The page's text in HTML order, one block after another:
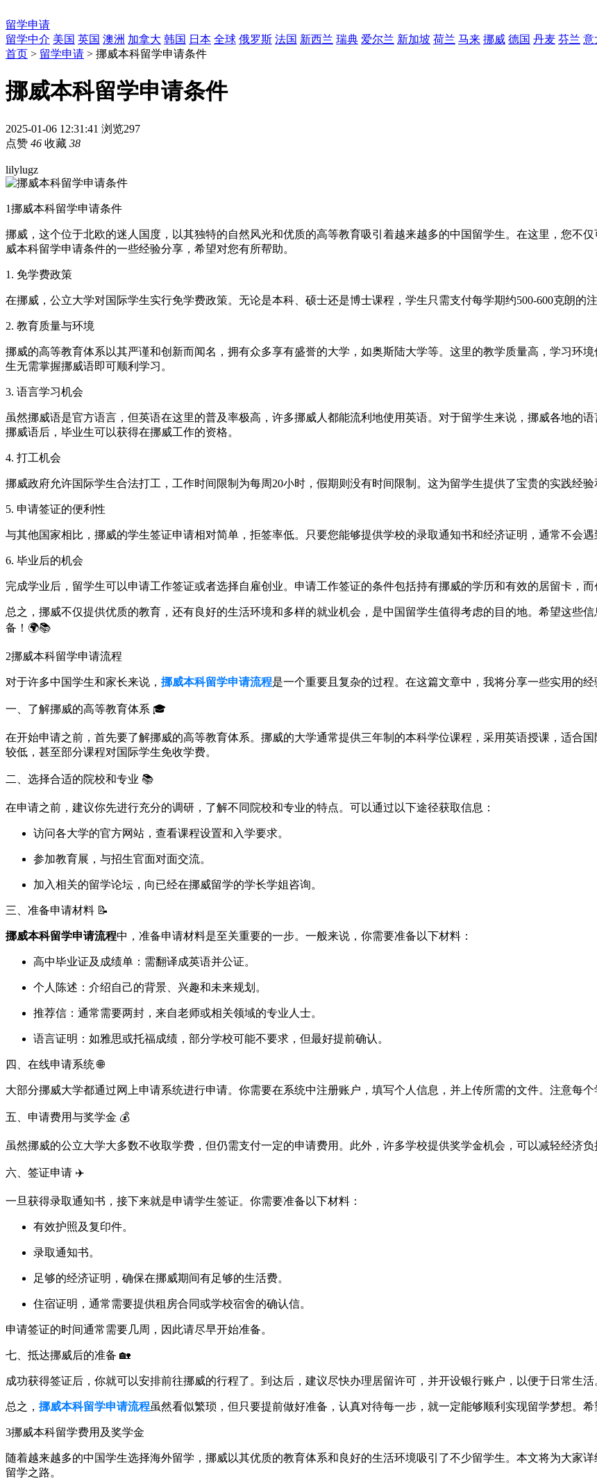
留学申请
留学中介 美国 英国 澳洲 加拿大 韩国 日本 全球 俄罗斯 法国 新西兰 瑞典 爱尔兰 新加坡 荷兰 马来 挪威 德国 丹麦 芬兰 意
首页 > 留学申请 > 挪威本科留学申请条件
挪威本科留学申请条件
2025-01-06 12:31:41 浏览297
点赞 46 收藏 38
lilylugz
1挪威本科留学申请条件
挪威，这个位于北欧的迷人国度，以其独特的自然风光和优质的高等教育吸引着越来越多的中国留学生。在这里，您不
威本科留学申请条件的一些经验分享，希望对您有所帮助。
1. 免学费政策
在挪威，公立大学对国际学生实行免学费政策。无论是本科、硕士还是博士课程，学生只需支付每学期约500-600克朗的
2. 教育质量与环境
挪威的高等教育体系以其严谨和创新而闻名，拥有众多享有盛誉的大学，如奥斯陆大学等。这里的教学质量高，学习环
生无需掌握挪威语即可顺利学习。
3. 语言学习机会
虽然挪威语是官方语言，但英语在这里的普及率极高，许多挪威人都能流利地使用英语。对于留学生来说，挪威各地的
挪威语后，毕业生可以获得在挪威工作的资格。
4. 打工机会
挪威政府允许国际学生合法打工，工作时间限制为每周20小时，假期则没有时间限制。这为留学生提供了宝贵的实践经
5. 申请签证的便利性
与其他国家相比，挪威的学生签证申请相对简单，拒签率低。只要您能够提供学校的录取通知书和经济证明，通常不会
6. 毕业后的机会
完成学业后，留学生可以申请工作签证或者选择自雇创业。申请工作签证的条件包括持有挪威的学历和有效的居留卡，
总之，挪威不仅提供优质的教育，还有良好的生活环境和多样的就业机会，是中国留学生值得考虑的目的地。希望这些
备！🌍📚
2挪威本科留学申请流程
对于许多中国学生和家长来说， 挪威本科留学申请流程是一个重要且复杂的过程。在这篇文章中，我将分享一些实用的经
一、了解挪威的高等教育体系 🎓
在开始申请之前，首先要了解挪威的高等教育体系。挪威的大学通常提供三年制的本科学位课程，采用英语授课，适合
较低，甚至部分课程对国际学生免收学费。
二、选择合适的院校和专业 📚
在申请之前，建议你先进行充分的调研，了解不同院校和专业的特点。可以通过以下途径获取信息：
访问各大学的官方网站，查看课程设置和入学要求。
参加教育展，与招生官面对面交流。
加入相关的留学论坛，向已经在挪威留学的学长学姐咨询。
三、准备申请材料 📝
挪威本科留学申请流程中，准备申请材料是至关重要的一步。一般来说，你需要准备以下材料：
高中毕业证及成绩单：需翻译成英语并公证。
个人陈述：介绍自己的背景、兴趣和未来规划。
推荐信：通常需要两封，来自老师或相关领域的专业人士。
语言证明：如雅思或托福成绩，部分学校可能不要求，但最好提前确认。
四、在线申请系统 🌐
大部分挪威大学都通过网上申请系统进行申请。你需要在系统中注册账户，填写个人信息，并上传所需的文件。注意每个
五、申请费用与奖学金 💰
虽然挪威的公立大学大多数不收取学费，但仍需支付一定的申请费用。此外，许多学校提供奖学金机会，可以减轻经济
六、签证申请 ✈️
一旦获得录取通知书，接下来就是申请学生签证。你需要准备以下材料：
有效护照及复印件。
录取通知书。
足够的经济证明，确保在挪威期间有足够的生活费。
住宿证明，通常需要提供租房合同或学校宿舍的确认信。
申请签证的时间通常需要几周，因此请尽早开始准备。
七、抵达挪威后的准备 🏡
成功获得签证后，你就可以安排前往挪威的行程了。到达后，建议尽快办理居留许可，并开设银行账户，以便于日常生活
总之， 挪威本科留学申请流程虽然看似繁琐，但只要提前做好准备，认真对待每一步，就一定能够顺利实现留学梦想。
3挪威本科留学费用及奖学金
随着越来越多的中国学生选择海外留学，挪威以其优质的教育体系和良好的生活环境吸引了不少留学生。本文将为大家详
留学之路。